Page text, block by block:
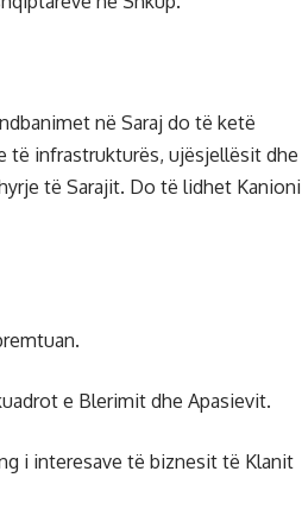
në Saraj do të ketë
të infrastrukturës, ujësjellësit dhe
të Sarajit. Do të lidhet Kanioni
e Blerimit dhe Apasievit.
i interesave të biznesit të Klanit